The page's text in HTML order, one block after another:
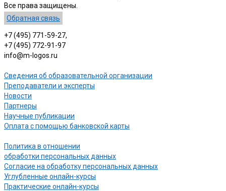
Все права защищены.
Обратная связь
+7 (495) 771-59-27,
+7 (495) 772-91-97
info@m-logos.ru
Сведения об образовательной организации
Преподаватели и эксперты
Новости
Партнеры
Научные публикации
Оплата с помощью банковской карты
Политика в отношении
обработки персональных данных
Согласие на обработку персональных данных
Углубленные онлайн-курсы
Практические онлайн-курсы